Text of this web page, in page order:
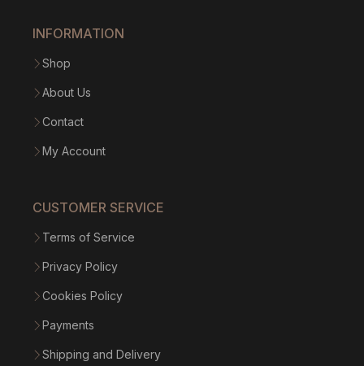
INFORMATION
Shop
About Us
Contact
My Account
CUSTOMER SERVICE
Terms of Service
Privacy Policy
Cookies Policy
Payments
Shipping and Delivery